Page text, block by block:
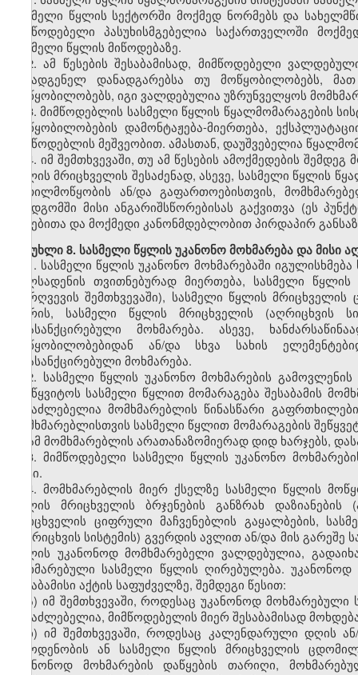
სასმელი წყლის სექტორში მოქმედ ნორმებს და
მიმწოდებელი პასუხისმგებელია საქართველოში
სასმელი წყლის მიწოდებაზე.
2. ამ წესების შესაბამისად, მიმწოდებელი
შემადგენელ დანადგარებსა თუ მოწყობილობებს,
მოწყობილობებს, იგი ვალდებულია უზრუნველყოს
3. მიმწოდებლის სასმელი წყლის წყალმომარაგების
მოწყობილობების დამონტაჟება-მიერთება,
მიმწოდებლის მეშვეობით. ამასთან, დაუშვებელია
4. იმ შემთხვევაში, თუ ამ წესების ამოქმედების
წყლის მრიცხველის შესაძენად, ასევე, სასმელი წყლის
კეთილმოწყობის ან/და გაფართოებისთვის,
შემდგომში მისი ანგარიშსწორებისას გაქვითვა (ეს
წესებითა და მოქმედი კანონმდებლობით პირდაპირ
მუხლი 8. სასმელი წყლის უკანონო მოხმარება და მისი
1. სასმელი წყლის უკანონო მოხმარებაში
მილსადენის თვითნებურად მიერთება, სასმელი წყლის
დარღვევის შემთხვევაში), სასმელი წყლის
შორის, სასმელი წყლის მრიცხველის (აღრიცხვის
არასანქცირებული მოხმარება. ასევე,
მოწყობილობებიდან ან/და სხვა სახის
არასანქცირებული მოხმარება.
2. სასმელი წყლის უკანონო მოხმარების
შეუწყვიტოს სასმელი წყლით მომარაგება შესაბამის
შესაძლებელია მომხმარებლის წინასწარი
მომხმარებლისთვის სასმელი წყლით მომარაგების
ან ამ მომხმარებლის არათანაზომიერად დიდ ხარჯებს,
3. მიმწოდებელი სასმელი წყლის უკანონო
აქტი.
4. მომხმარებლის მიერ ქსელზე სასმელი წყლის
წყლის მრიცხველის ბრჯენების განზრახ
მრიცხველის ციფრული მაჩვენებლის გაყალბების,
(აღრიცხვის სისტემის) გვერდის ავლით ან/და მის
წყლის უკანონოდ მომხმარებელი ვალდებულია,
მოხმარებული სასმელი წყლის ღირებულება.
შესაბამისი აქტის საფუძველზე, შემდეგი წესით:
ა) იმ შემთხვევაში, როდესაც უკანონოდ
შესაძლებელია, მიმწოდებელის მიერ შესაბამისად
ბ) იმ შემთხვევაში, როდესაც კალენდარული დღის
რაოდენობის ან სასმელი წყლის მრიცხველის
უკანონოდ მოხმარების დაწყების თარიღი,